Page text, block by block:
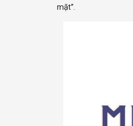
mặt”.